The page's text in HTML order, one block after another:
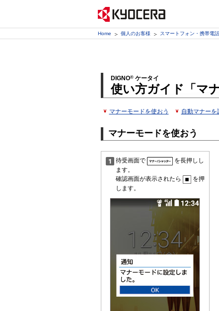
Home 個人のお客様 スマートフォン・携帯電話
DIGNO®ケータイ
使い方ガイド「マ
マナーモードを使おう 自動マナーを
マナーモードを使おう
待受画面で
を長押しし
ます。
確認画面が表示されたら
を押
します。